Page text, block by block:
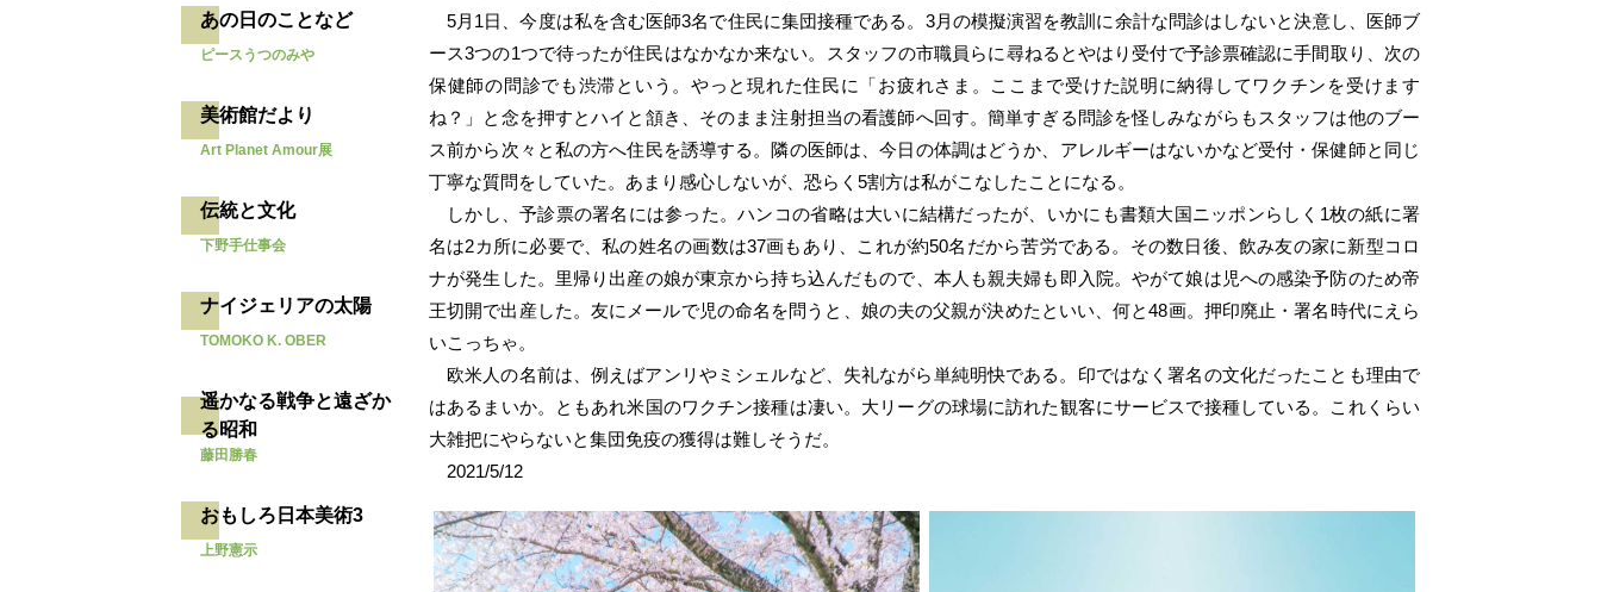
あの日のことなど
ピースうつのみや
美術館だより
Art Planet Amour展
伝統と文化
下野手仕事会
ナイジェリアの太陽
TOMOKO K. OBER
遥かなる戦争と遠ざか
る昭和
藤田勝春
おもしろ日本美術3
上野憲示
5月1日、今度は私を含む医師3名で住民に集団接種である。3月の模擬演習を教訓に余計な問診はしないと決意し、医師ブ
ース3つの1つで待ったが住民はなかなか来ない。スタッフの市職員らに尋ねるとやはり受付で予診票確認に手間取り、次の
保健師の問診でも渋滞という。やっと現れた住民に「お疲れさま。ここまで受けた説明に納得してワクチンを受けます
ね？」と念を押すとハイと頷き、そのまま注射担当の看護師へ回す。簡単すぎる問診を怪しみながらもスタッフは他のブー
ス前から次々と私の方へ住民を誘導する。隣の医師は、今日の体調はどうか、アレルギーはないかなど受付・保健師と同じ
丁寧な質問をしていた。あまり感心しないが、恐らく5割方は私がこなしたことになる。
しかし、予診票の署名には参った。ハンコの省略は大いに結構だったが、いかにも書類大国ニッポンらしく1枚の紙に署
名は2カ所に必要で、私の姓名の画数は37画もあり、これが約50名だから苦労である。その数日後、飲み友の家に新型コロ
ナが発生した。里帰り出産の娘が東京から持ち込んだもので、本人も親夫婦も即入院。やがて娘は児への感染予防のため帝
王切開で出産した。友にメールで児の命名を問うと、娘の夫の父親が決めたといい、何と48画。押印廃止・署名時代にえら
いこっちゃ。
欧米人の名前は、例えばアンリやミシェルなど、失礼ながら単純明快である。印ではなく署名の文化だったことも理由で
はあるまいか。ともあれ米国のワクチン接種は凄い。大リーグの球場に訪れた観客にサービスで接種している。これくらい
大雑把にやらないと集団免疫の獲得は難しそうだ。
2021/5/12